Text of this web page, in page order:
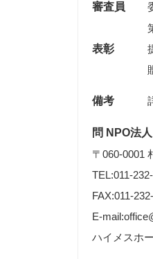
審査員
表彰
備考
問 NPO法
〒060-0001
TEL:011-
FAX:011-
E-
ハイメスホ